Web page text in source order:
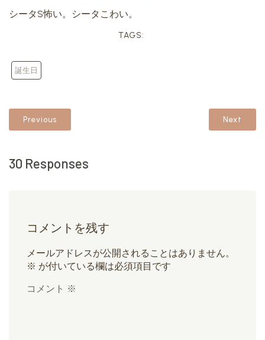
シータS怖い。シータこわい。
TAGS:
誕生日
Previous Next
30 Responses
コメントを残す
メールアドレスが公開されることはありません。
※ が付いている欄は必須項目です
コメント ※